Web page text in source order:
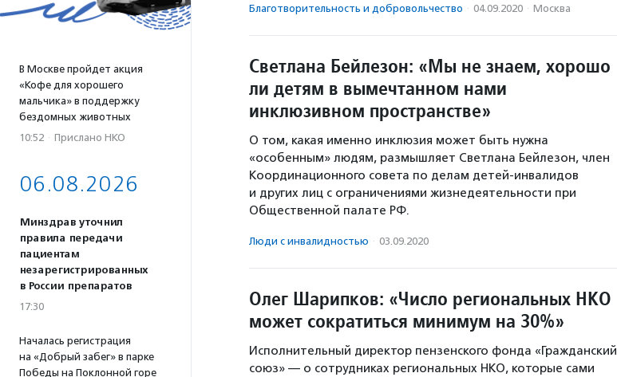
В Москве пройдет акция
«Кофе для хорошего
мальчика» в поддержку
бездомных животных
10:52 · Прислано НКО
06.08.2026
Минздрав уточнил
правила передачи
пациентам
незарегистрированных
в России препаратов
17:30
Началась регистрация
на «Добрый забег» в парке
Победы на Поклонной горе
Благотвори­тель­ность и доброволь­чест­во · 04.09.2020 · Москва
Светлана Бейлезон: «Мы не знаем, хорошо
ли детям в вымечтанном нами
инклюзивном пространстве»
О том, какая именно инклюзия может быть нужна
«особенным» людям, размышляет Светлана Бейлезон, член
Координационного совета по делам детей-инвалидов
и других лиц с ограничениями жизнедеятельности при
Общественной палате РФ.
Люди с инвалидностью · 03.09.2020
Олег Шарипков: «Число региональных НКО
может сократиться минимум на 30%»
Исполнительный директор пензенского фонда «Гражданский
союз» — о сотрудниках региональных НКО, которые сами